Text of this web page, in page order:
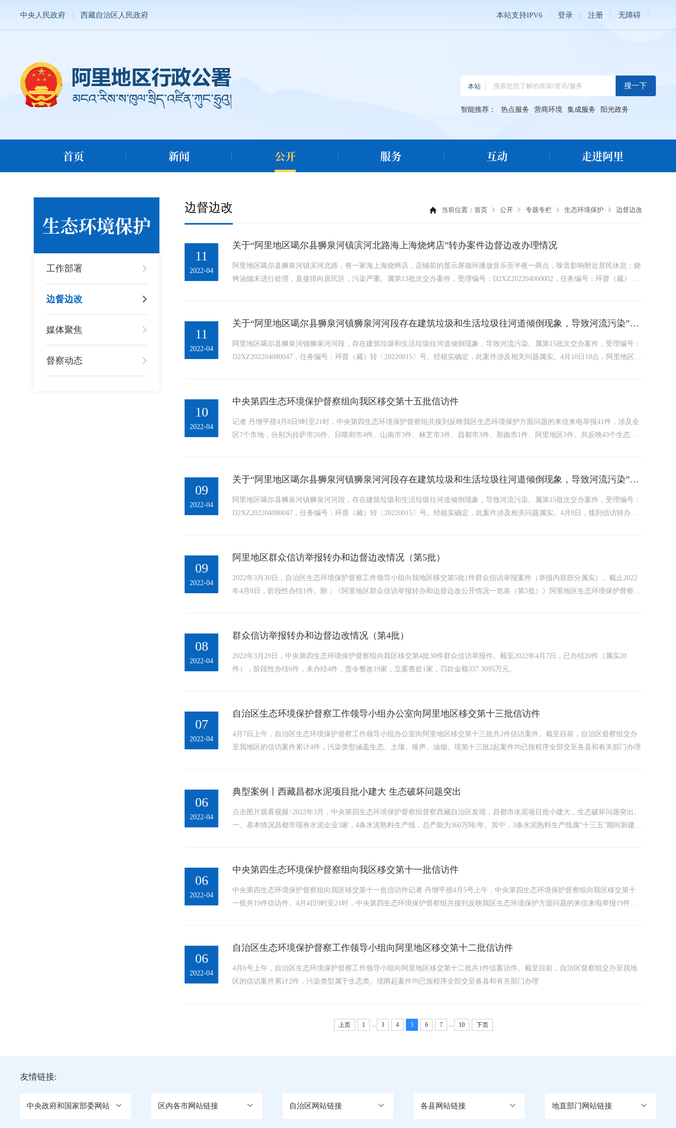
中央人民政府 西藏自治区人民政府 本站支持IPV6 登录 注册 无障碍
智能推荐： 热点服务 营商环境 集成服务 阳光政务
首页 新闻 公开 服务 互动 走进阿里
生态环境保护
工作部署
边督边改
媒体聚焦
督察动态
边督边改 当前位置： 首页 公开 专题专栏 生态环境保护 边督边改
11
2022-04
关于“阿里地区噶尔县狮泉河镇滨河北路海上海烧烤店”转办案件边督边改办理情况
阿里地区噶尔县狮泉河镇滨河北路，有一家海上海烧烤店，店铺前的显示屏循环播放音乐至半夜一两点，噪音影响附近居民休息；烧
烤油烟未进行处理，直接排向居民区，污染严重。属第13批次交办案件，受理编号：D2XZ202204060002，任务编号：环督（藏）转
11
2022-04
关于“阿里地区噶尔县狮泉河镇狮泉河河段存在建筑垃圾和生活垃圾往河道倾倒现象，导致河流污染”转办案件边督边改办理情况
阿里地区噶尔县狮泉河镇狮泉河河段，存在建筑垃圾和生活垃圾往河道倾倒现象，导致河流污染。属第15批次交办案件，受理编号：
D2XZ202204080047，任务编号：环督（藏）转〔20220015〕号。经核实确定，此案件涉及相关问题属实。4月10日18点，阿里地区生
10
2022-04
中央第四生态环境保护督察组向我区移交第十五批信访件
记者 丹增平措4月8日9时至21时，中央第四生态环境保护督察组共接到反映我区生态环境保护方面问题的来信来电举报41件，涉及全
区7个市地，分别为拉萨市26件、日喀则市4件、山南市3件、林芝市3件、昌都市3件、那曲市1件、阿里地区1件。共反映43个生态环
09
2022-04
关于“阿里地区噶尔县狮泉河镇狮泉河河段存在建筑垃圾和生活垃圾往河道倾倒现象，导致河流污染”案件办理情况
阿里地区噶尔县狮泉河镇狮泉河河段，存在建筑垃圾和生活垃圾往河道倾倒现象，导致河流污染。属第15批次交办案件，受理编号：
D2XZ202204080047，任务编号：环督（藏）转〔20220015〕号。经核实确定，此案件涉及相关问题属实。4月9日，接到信访转办案
09
2022-04
阿里地区群众信访举报转办和边督边改情况（第5批）
2022年3月30日，自治区生态环境保护督察工作领导小组向我地区移交第5批1件群众信访举报案件（举报内容部分属实）。截止2022
年4月8日，阶段性办结1件。附：《阿里地区群众信访举报转办和边督边改公开情况一览表（第5批）》阿里地区生态环境保护督察工
08
2022-04
群众信访举报转办和边督边改情况（第4批）
2022年3月29日，中央第四生态环境保护督察组向我区移交第4批30件群众信访举报件。截至2022年4月7日，已办结20件（属实20
件），阶段性办结6件，未办结4件，责令整改19家，立案查处1家，罚款金额337.3095万元。
07
2022-04
自治区生态环境保护督察工作领导小组办公室向阿里地区移交第十三批信访件
4月7日上午，自治区生态环境保护督察工作领导小组办公室向阿里地区移交第十三批共2件信访案件。截至目前，自治区督察组交办
至我地区的信访案件累计4件，污染类型涵盖生态、土壤、噪声、油烟。现第十三批2起案件均已按程序全部交至各县和有关部门办理
06
2022-04
典型案例丨西藏昌都水泥项目批小建大 生态破坏问题突出
​点击图片观看视频↑2022年3月，中央第四生态环境保护督察组督察西藏自治区发现，昌都市水泥项目批小建大，生态破坏问题突出。
一、基本情况昌都市现有水泥企业3家，4条水泥熟料生产线，总产能为360万吨/年。其中，3条水泥熟料生产线属“十三五”期间新建，
06
2022-04
中央第四生态环境保护督察组向我区移交第十一批信访件
中央第四生态环境保护督察组向我区移交第十一批信访件记者 丹增平措4月5号上午，中央第四生态环境保护督察组向我区移交第十
一批共19件信访件。4月4日9时至21时，中央第四生态环境保护督察组共接到反映我区生态环境保护方面问题的来信来电举报19件，
06
2022-04
自治区生态环境保护督察工作领导小组向阿里地区移交第十二批信访件
4月6号上午，自治区生态环境保护督察工作领导小组向阿里地区移交第十二批共1件信案访件。截至目前，自治区督察组交办至我地
区的信访案件累计2件，污染类型属于生态类。现两起案件均已按程序全部交至各县和有关部门办理
上页 1 3 4 5 6 7 10 下页
友情链接:
中央政府和国家部委网站 区内各市网站链接 自治区网站链接 各县网站链接 地直部门网站链接